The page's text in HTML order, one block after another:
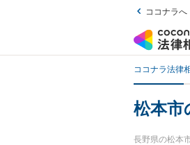
ココナラへ
ココナラ法律
松本市
長野県の松本